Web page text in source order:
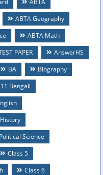
ABTA Geography
ABTA Math
PAPER
AnswerHS
BA
Biography
Bengali
Science
Class 5
Class 6